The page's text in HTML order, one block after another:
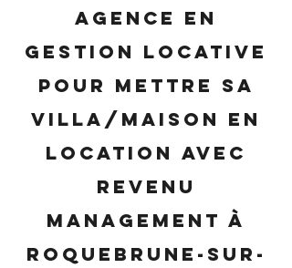
agence en
gestion locative
pour mettre sa
villa/maison en
location avec
revenu
management à
Roquebrune-sur-